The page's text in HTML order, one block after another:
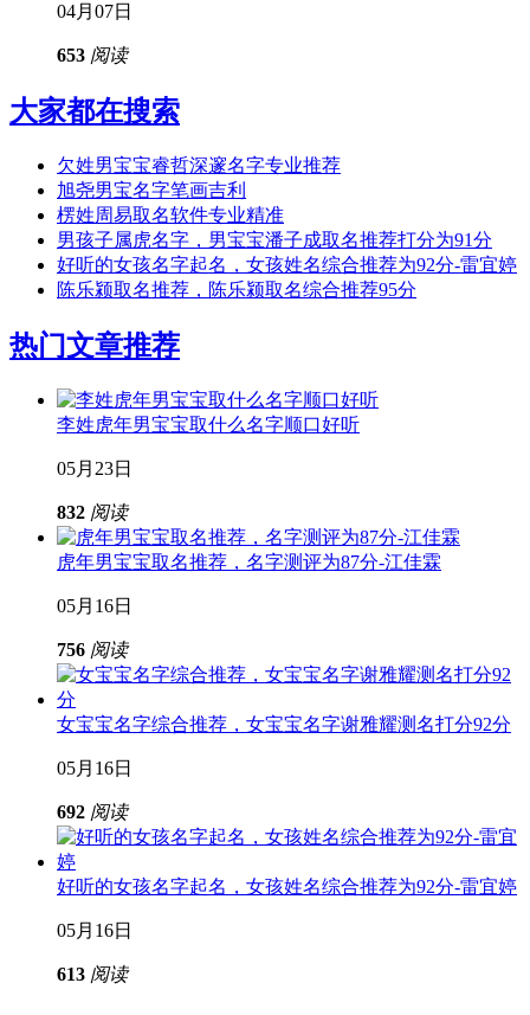
04月07日
653 阅读
大家都在搜索
欠姓男宝宝睿哲深邃名字专业推荐
旭尧男宝名字笔画吉利
楞姓周易取名软件专业精准
男孩子属虎名字，男宝宝潘子成取名推荐打分为91分
好听的女孩名字起名，女孩姓名综合推荐为92分-雷宜婷
陈乐颍取名推荐，陈乐颍取名综合推荐95分
热门文章推荐
李姓虎年男宝宝取什么名字顺口好听
05月23日
832 阅读
虎年男宝宝取名推荐，名字测评为87分-江佳霖
05月16日
756 阅读
女宝宝名字综合推荐，女宝宝名字谢雅耀测名打分92分
05月16日
692 阅读
好听的女孩名字起名，女孩姓名综合推荐为92分-雷宜婷
05月16日
613 阅读